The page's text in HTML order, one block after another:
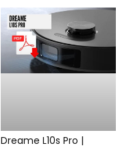
Dreame L10s Pro |